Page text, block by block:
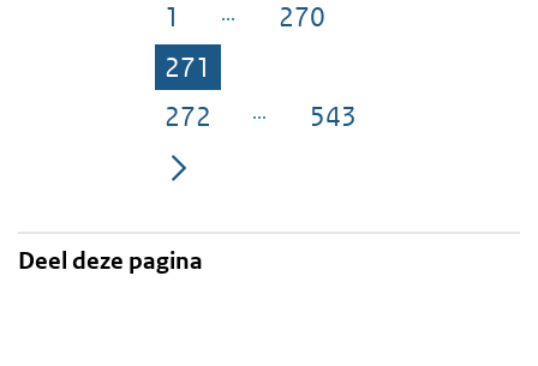
Pagina
1 Pagina
270
Pagina
271
Pagina
272 Pagina
543
Deel deze pagina